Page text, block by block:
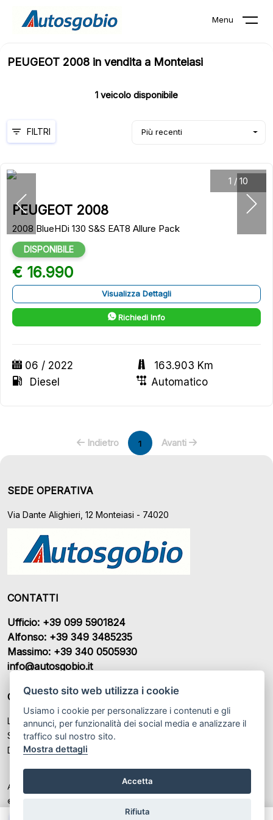
Menu
Questo sito web utilizza i cookie
Usiamo i cookie per personalizzare i contenuti e gli
annunci, per funzionalità dei social media e analizzare il
traffico sul nostro sito.
Mostra dettagli
Accetta
Rifiuta
PEUGEOT 2008 in vendita a Monteiasi
1 veicolo disponibile
Più recenti
FILTRI
1 / 10
PEUGEOT 2008
2008 BlueHDi 130 S&S EAT8 Allure Pack
DISPONIBILE
€ 16.990
Visualizza Dettagli
Richiedi Info
06 / 2022
163.903 Km
Diesel
Automatico
Indietro 1 Avanti
SEDE OPERATIVA
Via Dante Alighieri, 12 Monteiasi - 74020
CONTATTI
Ufficio: +39 099 5901824
Alfonso: +39 349 3485235
Massimo: +39 340 0505930
info@autosgobio.it
ORARI DI APERTURA
Lunedì – Venerdì: 9:00 - 13:00 / 15:00 - 19:00
Sabato: 9:00 - 13:00 / Chiuso
Domenica: Chiuso
Autosgobio Srl P.IVA: IT 02682670738
© Another site by